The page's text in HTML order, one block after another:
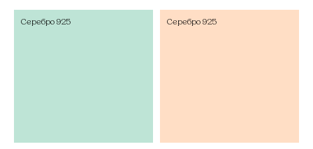
Серебро 925 Серебро 925